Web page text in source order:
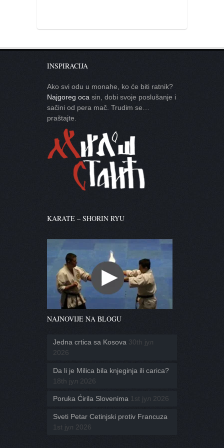
INSPIRACIJA
Ako svi odu u monahe, ko će biti ratnik?
Najgoreg oca sin, dobi svoje poslušanje i
sačini od pera mač. Trudim se…
praštajte.
KARATE – SHORIN RYU
NAJNOVIJE NA BLOGU
Jedna crtica sa Kosova 30th јул
2026
Da li je Milica bila knjeginja ili carica?
18th јул 2026
Poruka Ćirila Slovenima 1st јул 2026
Sveti Petar Cetinjski protiv Francuza
1st јул 2026